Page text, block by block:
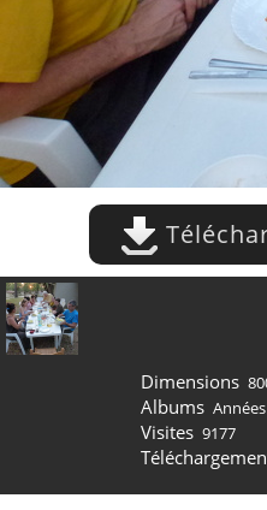
Dimensions
Albums
Visites 9177